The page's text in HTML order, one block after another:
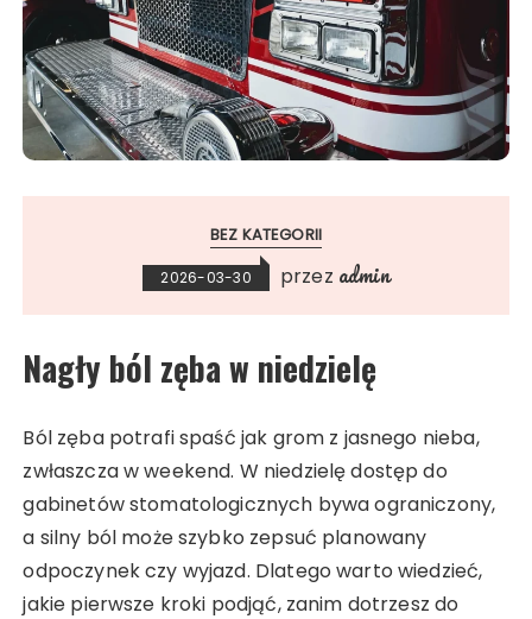
BEZ KATEGORII
2026-03-30 przez admin
Nagły ból zęba w niedzielę
Ból zęba potrafi spaść jak grom z jasnego nieba,
zwłaszcza w weekend. W niedzielę dostęp do
gabinetów stomatologicznych bywa ograniczony,
a silny ból może szybko zepsuć planowany
odpoczynek czy wyjazd. Dlatego warto wiedzieć,
jakie pierwsze kroki podjąć, zanim dotrzesz do